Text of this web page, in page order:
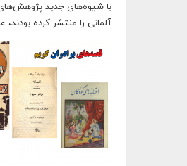
آلمانی را منتشر کرده بودند،